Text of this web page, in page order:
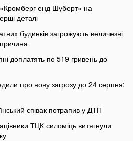
енд Шуберт» на
деталі
будинків загрожують величезні
доплатять по 519 гривень до
про нову загрозу до 24 серпня:
співак потрапив у ДТП
ТЦК силоміць витягнули